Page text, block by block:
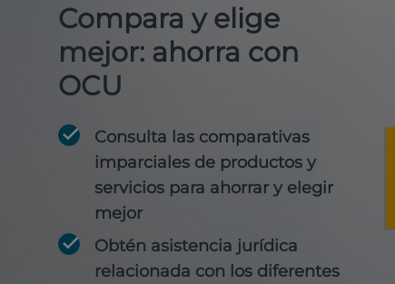
Compara y elige
mejor: ahorra con
OCU
Consulta las comparativas
imparciales de productos y
servicios para ahorrar y elegir
mejor
Obtén asistencia jurídica
relacionada con los diferentes